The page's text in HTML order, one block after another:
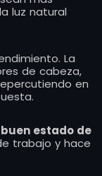
luz natural
La
de cabeza,
en
estado de
trabajo y hace